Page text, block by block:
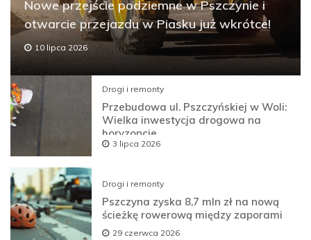
Nowe przejście podziemne w Pszczynie i
otwarcie przejazdu w Piasku już wkrótce!
10 lipca 2026
Drogi i remonty
Przebudowa ul. Pszczyńskiej w Woli:
Wielka inwestycja drogowa na
horyzoncie
3 lipca 2026
Drogi i remonty
Pszczyna zyska 8,7 mln zł na nową
ścieżkę rowerową między zaporami
29 czerwca 2026